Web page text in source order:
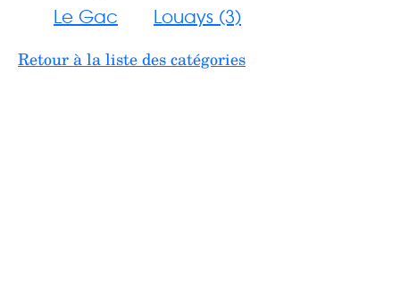
Le Gac Louays (3)
Retour à la liste des catégories